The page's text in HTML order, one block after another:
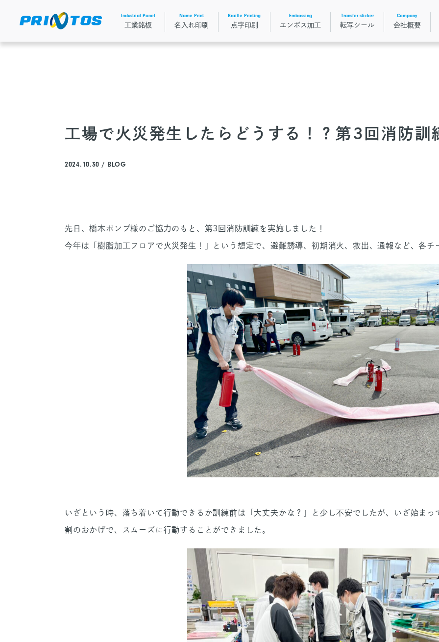
content
Industrial Panel
工業銘板
Name Print
名入れ印刷
Braille Printing
点字印刷
Embossing
エンボス加工
Transfer sticker
転写シール
Company
会社概要
工場で火災発生したらどうする！？第3回消防訓
2024.10.30 / BLOG
先日、橋本ポンプ様のご協力のもと、第3回消防訓練を実施しました！
今年は「樹脂加工フロアで火災発生！」という想定で、避難誘導、初期消火、救出、通報など、各
いざという時、落ち着いて行動できるか訓練前は「大丈夫かな？」と少し不安でしたが、いざ始ま
割のおかげで、スムーズに行動することができました。